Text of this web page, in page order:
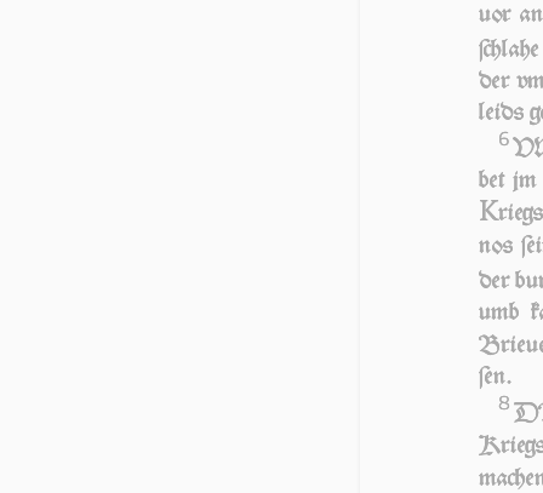
uor
der
leids
6
bet
K
nos
der
umb
ſen.
8